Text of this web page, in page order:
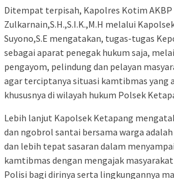
Ditempat terpisah, Kapolres Kotim AKBP
Zulkarnain,S.H.,S.I.K.,M.H melalui
Suyono,S.E mengatakan, tugas-tugas
sebagai aparat penegak hukum saja,
pengayom, pelindung dan pelayan
agar terciptanya situasi kamtibmas yang
khususnya di wilayah hukum Polsek
Lebih lanjut Kapolsek Ketapang
dan ngobrol santai bersama warga
dan lebih tepat sasaran dalam
kamtibmas dengan mengajak
Polisi bagi dirinya serta lingkungannya